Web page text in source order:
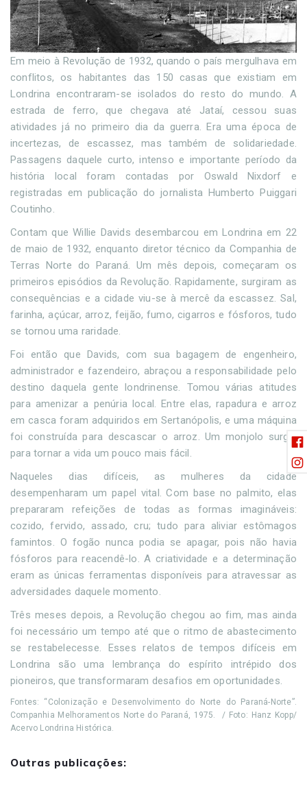
Em meio à Revolução de 1932, quando o país mergulhava em
conflitos, os habitantes das 150 casas que existiam em
Londrina encontraram-se isolados do resto do mundo. A
estrada de ferro, que chegava até Jataí, cessou suas
atividades já no primeiro dia da guerra. Era uma época de
incertezas, de escassez, mas também de solidariedade.
Passagens daquele curto, intenso e importante período da
história local foram contadas por Oswald Nixdorf e
registradas em publicação do jornalista Humberto Puiggari
Coutinho.
Contam que Willie Davids desembarcou em Londrina em 22
de maio de 1932, enquanto diretor técnico da Companhia de
Terras Norte do Paraná. Um mês depois, começaram os
primeiros episódios da Revolução. Rapidamente, surgiram as
consequências e a cidade viu-se à mercê da escassez. Sal,
farinha, açúcar, arroz, feijão, fumo, cigarros e fósforos, tudo
se tornou uma raridade.
Foi então que Davids, com sua bagagem de engenheiro,
administrador e fazendeiro, abraçou a responsabilidade pelo
destino daquela gente londrinense. Tomou várias atitudes
para amenizar a penúria local. Entre elas, rapadura e arroz
em casca foram adquiridos em Sertanópolis, e uma máquina
foi construída para descascar o arroz. Um monjolo surgiu
para tornar a vida um pouco mais fácil.
Naqueles dias difíceis, as mulheres da cidade
desempenharam um papel vital. Com base no palmito, elas
prepararam refeições de todas as formas imagináveis:
cozido, fervido, assado, cru; tudo para aliviar estômagos
famintos. O fogão nunca podia se apagar, pois não havia
fósforos para reacendê-lo. A criatividade e a determinação
eram as únicas ferramentas disponíveis para atravessar as
adversidades daquele momento.
Três meses depois, a Revolução chegou ao fim, mas ainda
foi necessário um tempo até que o ritmo de abastecimento
se restabelecesse. Esses relatos de tempos difíceis em
Londrina são uma lembrança do espírito intrépido dos
pioneiros, que transformaram desafios em oportunidades.
Fontes: “Colonização e Desenvolvimento do Norte do Paraná-Norte”.
Companhia Melhoramentos Norte do Paraná, 1975. / Foto: Hanz Kopp/
Acervo Londrina Histórica.
Outras publicações: